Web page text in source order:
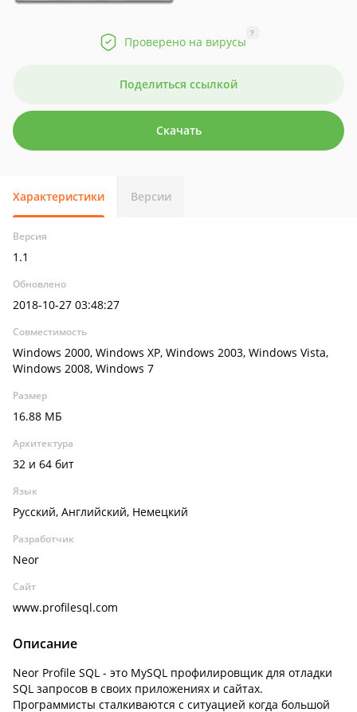
Проверено на вирусы
?
Поделиться ссылкой
Скачать
Характеристики Версии
Версия
1.1
Обновлено
2018-10-27 03:48:27
Совместимость
Windows 2000, Windows XP, Windows 2003, Windows Vista,
Windows 2008, Windows 7
Размер
16.88 МБ
Архитектура
32 и 64 бит
Язык
Русский, Английский, Немецкий
Разработчик
Neor
Сайт
www.profilesql.com
Описание
Neor Profile SQL - это MySQL профилировщик для отладки
SQL запросов в своих приложениях и сайтах.
Программисты сталкиваются с ситуацией когда большой